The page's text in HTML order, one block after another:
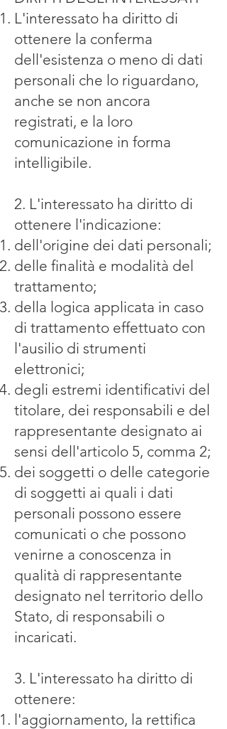
L'interessato ha diritto di
ottenere la conferma
dell'esistenza o meno di dati
personali che lo riguardano,
anche se non ancora
registrati, e la loro
comunicazione in forma
intelligibile.
2. L'interessato ha diritto di
ottenere l'indicazione:
dell'origine dei dati personali;
delle finalità e modalità del
trattamento;
della logica applicata in caso
di trattamento effettuato con
l'ausilio di strumenti
elettronici;
degli estremi identificativi del
titolare, dei responsabili e del
rappresentante designato ai
sensi dell'articolo 5, comma 2;
dei soggetti o delle categorie
di soggetti ai quali i dati
personali possono essere
comunicati o che possono
venirne a conoscenza in
qualità di rappresentante
designato nel territorio dello
Stato, di responsabili o
incaricati.
3. L'interessato ha diritto di
ottenere:
l'aggiornamento, la rettifica